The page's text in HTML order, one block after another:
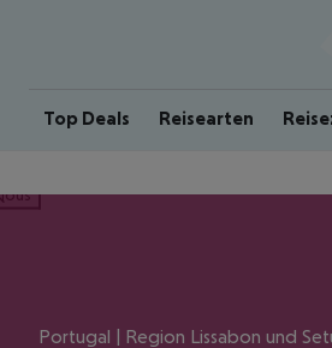
Top Deals Reisearten
Portugal | Region Lissabon und